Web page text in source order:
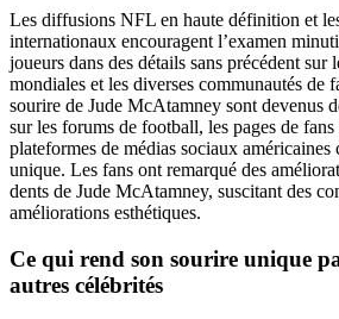
Les diffusions NFL en haute définition et
internationaux encouragent l’examen
joueurs dans des détails sans précédent sur
mondiales et les diverses communautés de
sourire de Jude McAtamney sont devenus
sur les forums de football, les pages de
plateformes de médias sociaux américaines
unique. Les fans ont remarqué des
dents de Jude McAtamney, suscitant des
améliorations esthétiques.
Ce qui rend son sourire unique
autres célébrités